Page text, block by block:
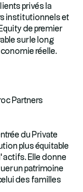
privés la
institutionnels et
de premier
sur le long
réelle.
Partners
du Private
plus équitable
Elle donne
un patrimoine
des familles